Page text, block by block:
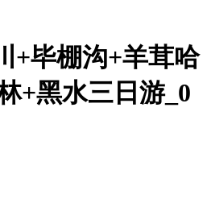
+毕棚沟+羊茸哈
+黑水三日游_0